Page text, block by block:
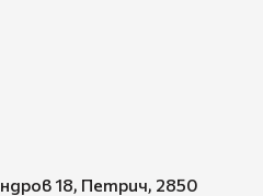
18, Петрич, 2850